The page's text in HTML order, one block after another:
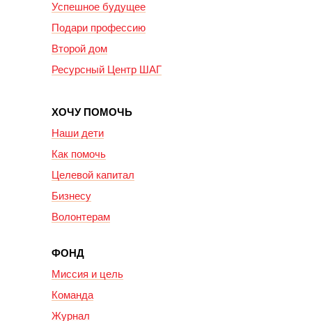
Успешное будущее
Подари профессию
Второй дом
Ресурсный Центр ШАГ
ХОЧУ ПОМОЧЬ
Наши дети
Как помочь
Целевой капитал
Бизнесу
Волонтерам
ФОНД
Миссия и цель
Команда
Журнал